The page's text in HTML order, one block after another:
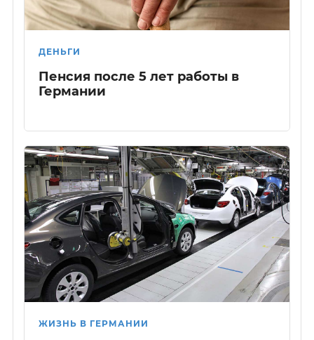
ДЕНЬГИ
Пенсия после 5 лет работы в
Германии
ЖИЗНЬ В ГЕРМАНИИ